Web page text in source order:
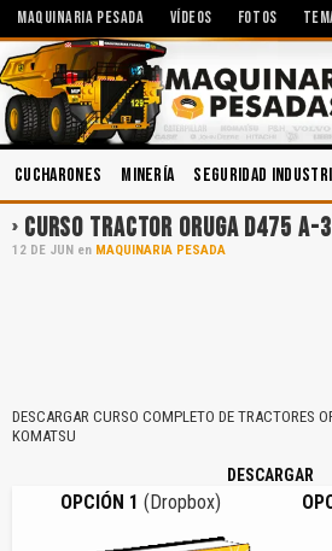
MAQUINARIA PESADA VÍDEOS FOTOS
Cucharones Minería Seguridad
CURSO TRACTOR ORUGA D475 A-
12 DE JUN en MAQUINARIA PESADA
DESCARGAR CURSO COMPLETO DE TRACTORES
KOMATSU
DESCARGAR
OPCIÓN 1 (Dropbox)